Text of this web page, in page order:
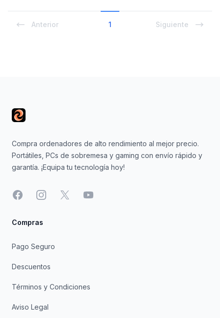
Anterior 1 Siguiente
Compra ordenadores de alto rendimiento al mejor precio.
Portátiles, PCs de sobremesa y gaming con envío rápido y
garantía. ¡Equipa tu tecnología hoy!
FacebookInstagram
X YouTube
Compras
Pago Seguro
Descuentos
Términos y Condiciones
Aviso Legal